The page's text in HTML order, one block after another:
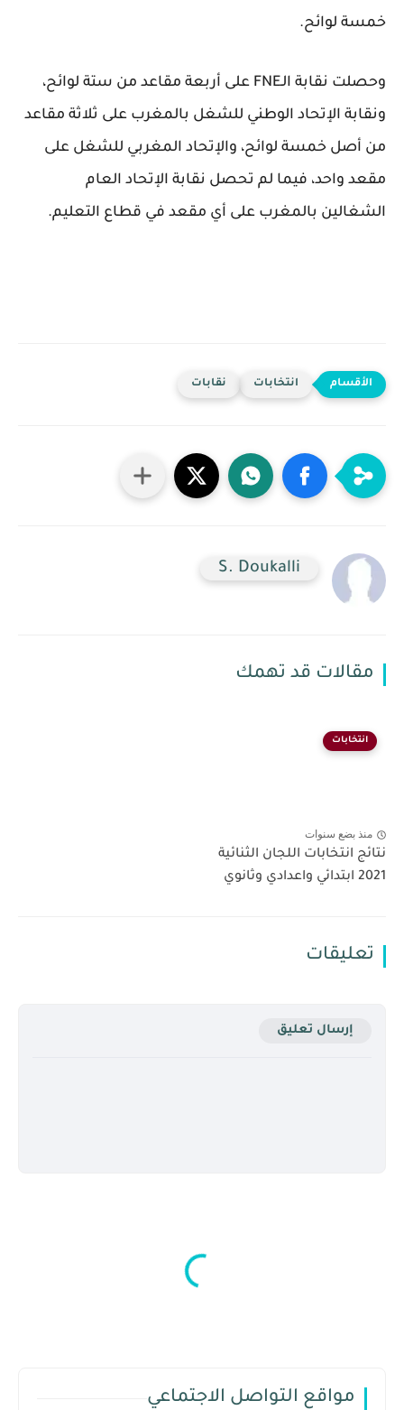
خمسة لوائح.
وحصلت نقابة الـFNE على أربعة مقاعد من ستة لوائح،
ونقابة الإتحاد الوطني للشغل بالمغرب على ثلاثة مقاعد
من أصل خمسة لوائح، والإتحاد المغربي للشغل على
مقعد واحد، فيما لم تحصل نقابة الإتحاد العام
الشغالين بالمغرب على أي مقعد في قطاع التعليم.
انتخابات نقابات
S. Doukalli
مقالات قد تهمك
انتخابات
منذ بضع سنوات
نتائج انتخابات اللجان الثنائية
2021 ابتدائي واعدادي وثانوي
تعليقات
إرسال تعليق
مواقع التواصل الاجتماعي